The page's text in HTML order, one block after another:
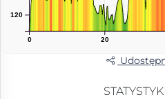
0 20
120